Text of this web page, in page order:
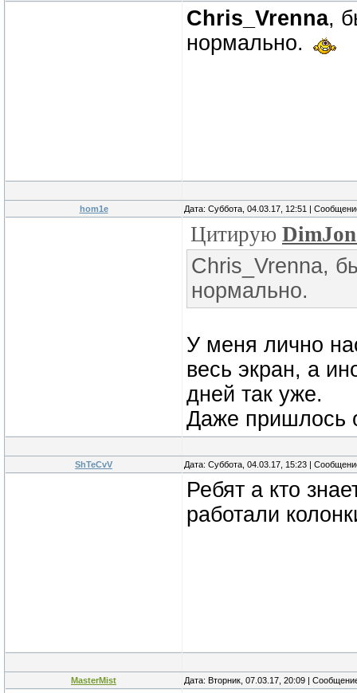
Chris_Vrenna,
нормально.
hom1e Дата: Суббота, 04.03.17, 12:51 |
Цитирую
Chris_Vrenna,
нормально.
У меня лично
весь экран, а
дней так уже.
Даже пришлось
ShTeCvV Дата: Суббота, 04.03.17, 15:23 |
Ребят а кто
работали
MasterMist Дата: Вторник, 07.03.17, 20:09 |